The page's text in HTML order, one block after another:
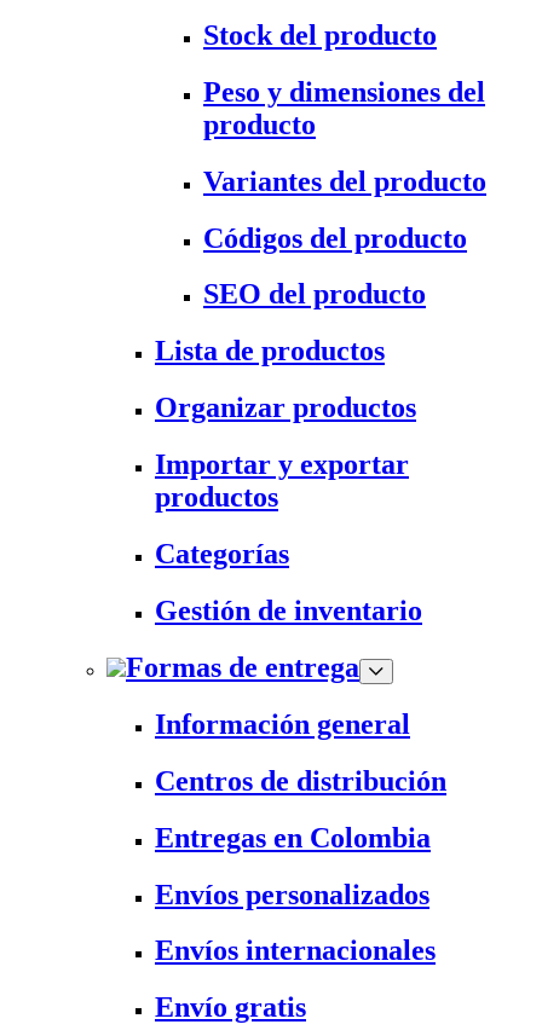
Stock del producto
Peso y dimensiones del
producto
Variantes del producto
Códigos del producto
SEO del producto
Lista de productos
Organizar productos
Importar y exportar
productos
Categorías
Gestión de inventario
Formas de entrega
Información general
Centros de distribución
Entregas en Colombia
Envíos personalizados
Envíos internacionales
Envío gratis